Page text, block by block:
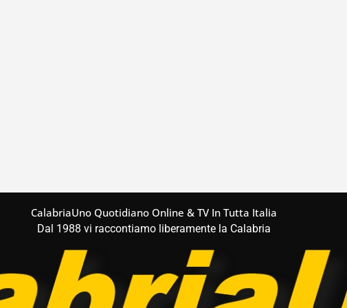
CalabriaUno Quotidiano Online & TV In Tutta Italia
Dal 1988 vi raccontiamo liberamente la Calabria